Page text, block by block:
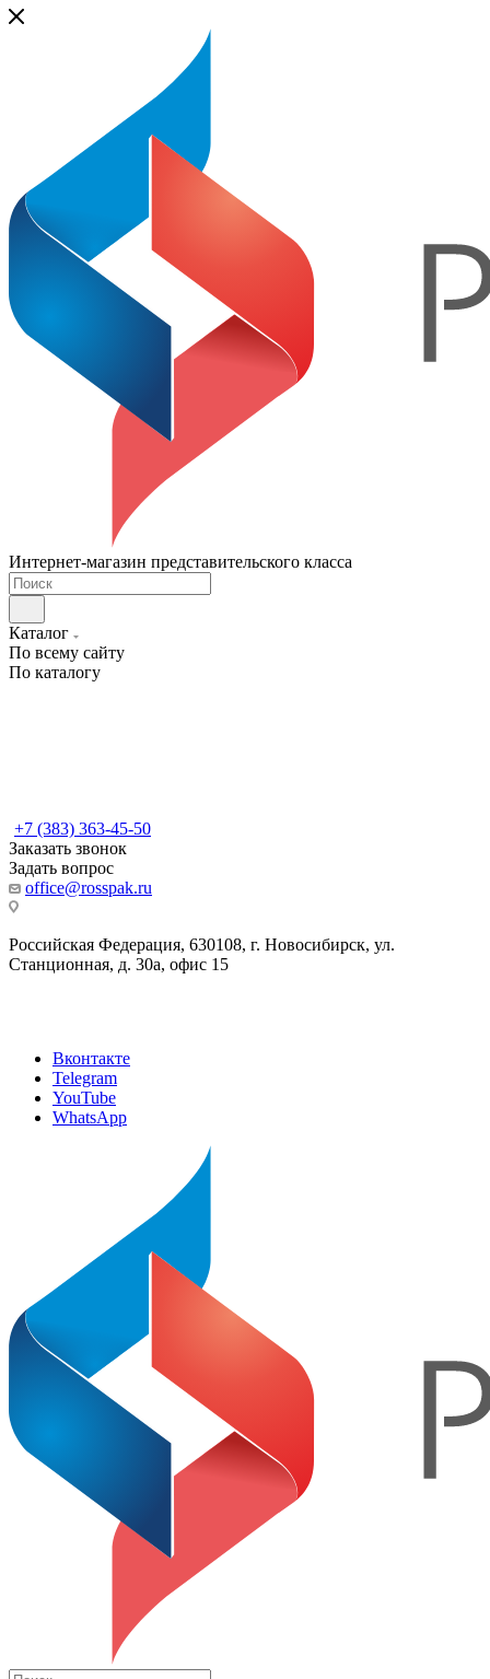
Интернет-магазин представительского класса
Каталог
По всему сайту
По каталогу
+7 (383) 363-45-50
Заказать звонок
Задать вопрос
office@rosspak.ru
Российская Федерация, 630108, г. Новосибирск, ул.
Станционная, д. 30а, офис 15
Вконтакте
Telegram
YouTube
WhatsApp